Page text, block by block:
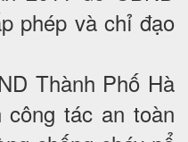
phép và chỉ đạo
Thành Phố Hà
tác an toàn